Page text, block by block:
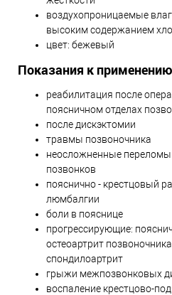
воздухопроницаемые
высоким содержанием
цвет: бежевый
Показания к
реабилитация после
поясничном отделах
после дискэктомии
травмы позвоночника
неосложненные переломы
позвонков
пояснично - крестцовый
люмбалгии
боли в пояснице
прогрессирующие:
остеоартрит
спондилоартрит
грыжи межпозвонковых
воспаление крестцово-